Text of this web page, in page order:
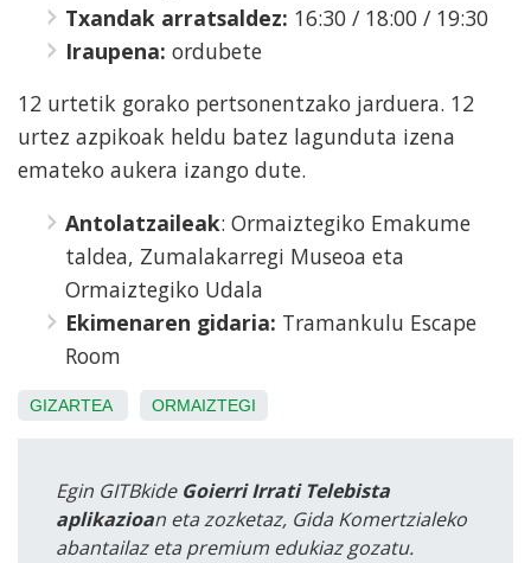
Txandak arratsaldez: 16:30 / 18:00 / 19:30
Iraupena: ordubete
12 urtetik gorako pertsonentzako jarduera. 12
urtez azpikoak heldu batez lagunduta izena
emateko aukera izango dute.
Antolatzaileak: Ormaiztegiko Emakume
taldea, Zumalakarregi Museoa eta
Ormaiztegiko Udala
Ekimenaren gidaria: Tramankulu Escape
Room
GIZARTEA ORMAIZTEGI
Egin GITBkide Goierri Irrati Telebista
aplikazioan eta zozketaz, Gida Komertzialeko
abantailaz eta premium edukiaz gozatu.